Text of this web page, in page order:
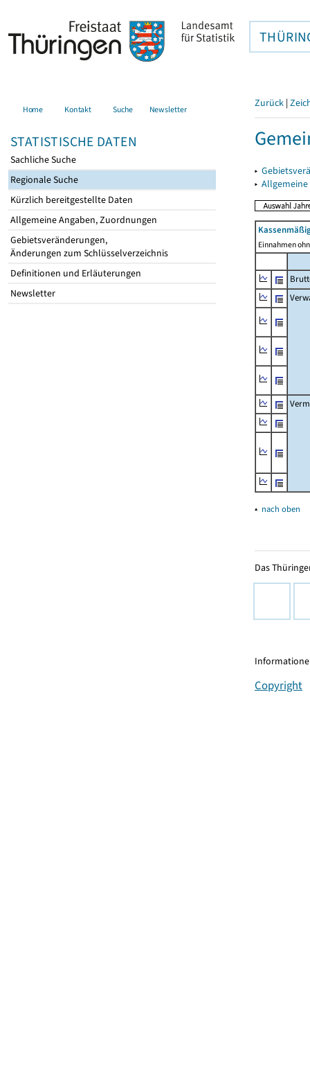
Home Kontakt Suche Newsletter
STATISTISCHE DATEN
Sachliche Suche
Regionale Suche
Kürzlich bereitgestellte Daten
Allgemeine Angaben, Zuordnungen
Gebietsveränderungen,
Änderungen zum Schlüsselverzeichnis
Definitionen und Erläuterungen
Newsletter
Zurück |
▸
▸
Einnahmen
▴ nach oben
Das
Copyright